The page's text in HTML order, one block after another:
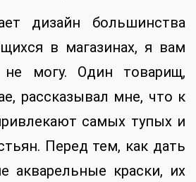
дизайн большинства
в магазинах, я вам
не могу. Один товарищ,
рассказывал мне, что к
самых тупых и
Перед тем, как дать
акварельные краски, их